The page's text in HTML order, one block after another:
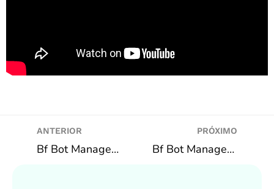
ANTERIOR
Bf Bot Manager – Over 0.5 HT Over 0.5 FT | Passo a passo
PRÓXIMO
Bf Bot Manager – CAVALOS | Lay @12 à 20 (UK IRL)